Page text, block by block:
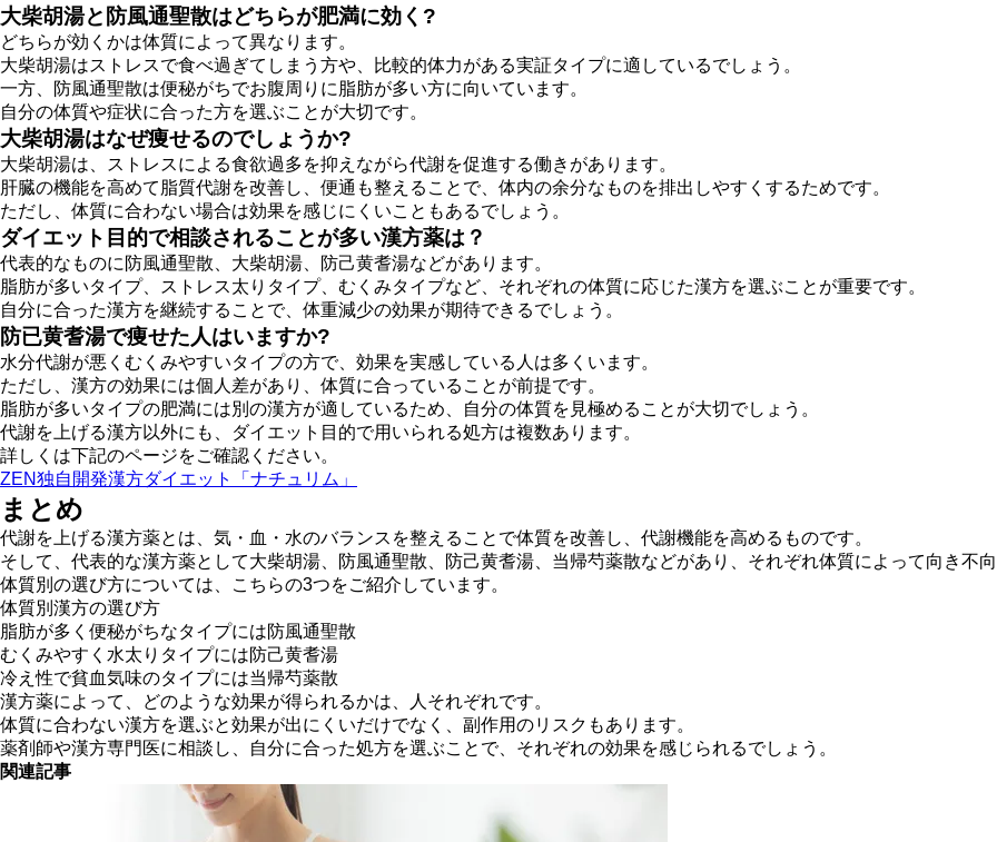
大柴胡湯と防風通聖散はどちらが肥満に効く?
どちらが効くかは体質によって異なります。
大柴胡湯はストレスで食べ過ぎてしまう方や、比較的体力がある実証タイプに適しているでしょう。
一方、防風通聖散は便秘がちでお腹周りに脂肪が多い方に向いています。
自分の体質や症状に合った方を選ぶことが大切です。
大柴胡湯はなぜ痩せるのでしょうか?
大柴胡湯は、 ストレスによる食欲過多を抑えながら代謝を促進する働き があります。
肝臓の機能を高めて脂質代謝を改善し、便通も整えることで、体内の余分なものを排出しやすくするためです。
ただし、体質に合わない場合は効果を感じにくいこともあるでしょう。
ダイエット目的で相談されることが多い漢方薬は？
代表的なものに 防風通聖散、大柴胡湯、防己黄耆湯などがあります。
脂肪が多いタイプ、ストレス太りタイプ、むくみタイプなど、それぞれの体質に応じた漢方を選ぶことが重要です。
自分に合った漢方を継続することで、体重減少の効果が期待できるでしょう。
防已黄耆湯で痩せた人はいますか?
水分代謝が悪くむくみやすいタイプの方で、 効果を実感している人は多くいます。
ただし、漢方の効果には個人差があり、体質に合っていることが前提です。
脂肪が多いタイプの肥満には別の漢方が適しているため、自分の体質を見極めることが大切でしょう。
代謝を上げる漢方以外にも、ダイエット目的で用いられる処方は複数あります。
詳しくは下記のページをご確認ください。
ZEN独自開発漢方ダイエット「ナチュリム」
まとめ
代謝を上げる漢方薬とは、 気・血・水のバランスを整えることで体質を改善し、代謝機能を高めるものです。
そして、代表的な漢方薬として大柴胡湯、防風通聖散、防己黄耆湯、当帰芍薬散などがあり、それぞれ体質によって向き不
体質別の選び方については、こちらの3つをご紹介しています。
体質別漢方の選び方
脂肪が多く便秘がちなタイプには防風通聖散
むくみやすく水太りタイプには防己黄耆湯
冷え性で貧血気味のタイプには当帰芍薬散
漢方薬によって、どのような効果が得られるかは、人それぞれです。
体質に合わない漢方を選ぶと効果が出にくいだけでなく、副作用のリスクもあります。
薬剤師や漢方専門医に相談し、自分に合った処方を選ぶことで、それぞれの効果を感じられるでしょう。
関連記事